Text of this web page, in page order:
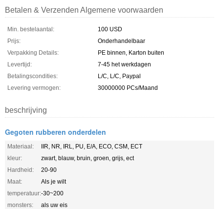
Betalen & Verzenden Algemene voorwaarden
Min. bestelaantal:
100 USD
Prijs:
Onderhandelbaar
Verpakking Details:
PE binnen, Karton buiten
Levertijd:
7-45 het werkdagen
Betalingscondities:
L/C, L/C, Paypal
Levering vermogen:
30000000 PCs/Maand
beschrijving
Gegoten rubberen onderdelen
Materiaal:
IIR, NR, IRL, PU, E/A, ECO, CSM, ECT
kleur:
zwart, blauw, bruin, groen, grijs, ect
Hardheid:
20-90
Maat:
Als je wilt
temperatuur:-30~200
monsters:
als uw eis